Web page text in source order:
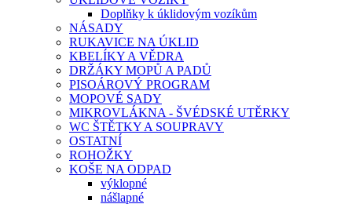
Doplňky k úklidovým vozíkům
NÁSADY
RUKAVICE NA ÚKLID
KBELÍKY A VĚDRA
DRŽÁKY MOPŮ A PADŮ
PISOÁROVÝ PROGRAM
MOPOVÉ SADY
MIKROVLÁKNA - ŠVÉDSKÉ UTĚRKY
WC ŠTĚTKY A SOUPRAVY
OSTATNÍ
ROHOŽKY
KOŠE NA ODPAD
výklopné
nášlapné